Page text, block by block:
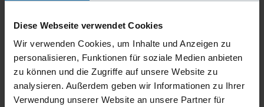
Diese Webseite verwendet Cookies
Wir verwenden Cookies, um Inhalte und Anzeigen zu
personalisieren, Funktionen für soziale Medien anbieten
zu können und die Zugriffe auf unsere Website zu
analysieren. Außerdem geben wir Informationen zu Ihrer
Verwendung unserer Website an unsere Partner für